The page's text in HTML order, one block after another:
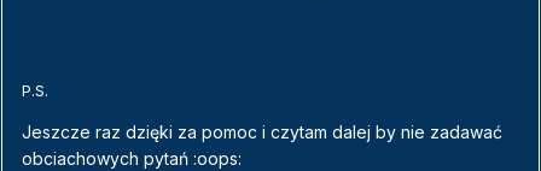
P.S.
Jeszcze raz dzięki za pomoc i czytam dalej by nie zadawać
obciachowych pytań :oops: